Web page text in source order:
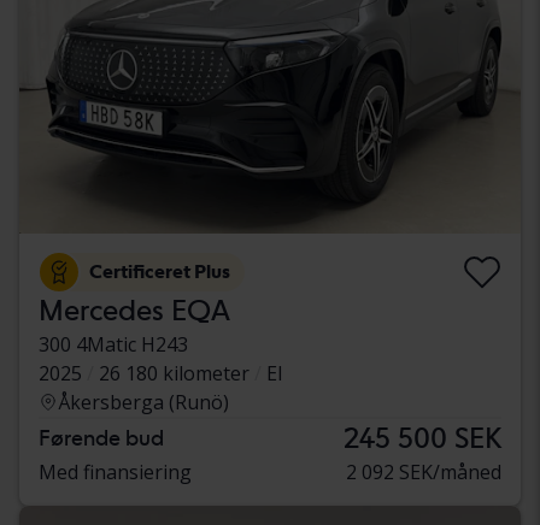
Certificeret Plus
Mercedes EQA
300 4Matic H243
2025
26 180 kilometer
El
Åkersberga (Runö)
Førende bud 245 500 SEK
Med finansiering 2 092 SEK/måned